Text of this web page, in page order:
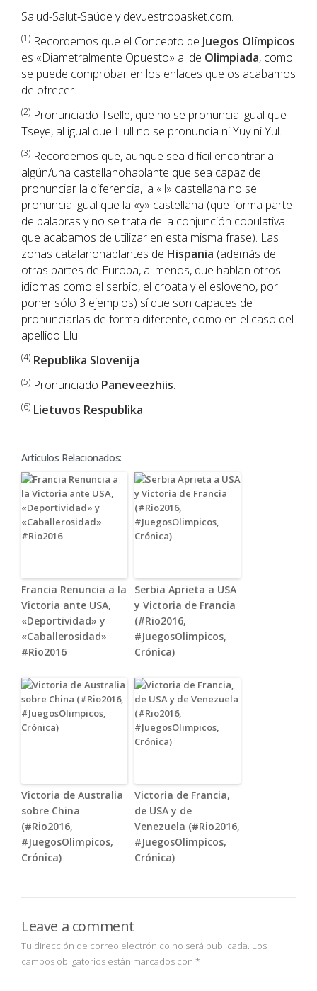
Salud-Salut-Saúde y devuestrobasket.com.
(1) Recordemos que el Concepto de Juegos Olímpicos
es «Diametralmente Opuesto» al de Olimpiada, como
se puede comprobar en los enlaces que os acabamos
de ofrecer.
(2) Pronunciado Tselle, que no se pronuncia igual que
Tseye, al igual que Llull no se pronuncia ni Yuy ni Yul.
(3) Recordemos que, aunque sea difícil encontrar a
algún/una castellanohablante que sea capaz de
pronunciar la diferencia, la «ll» castellana no se
pronuncia igual que la «y» castellana (que forma parte
de palabras y no se trata de la conjunción copulativa
que acabamos de utilizar en esta misma frase). Las
zonas catalanohablantes de Hispania (además de
otras partes de Europa, al menos, que hablan otros
idiomas como el serbio, el croata y el esloveno, por
poner sólo 3 ejemplos) sí que son capaces de
pronunciarlas de forma diferente, como en el caso del
apellido Llull.
(4) Republika Slovenija
(5) Pronunciado Paneveezhiis.
(6) Lietuvos Respublika
Artículos Relacionados:
Francia Renuncia a la
Victoria ante USA,
«Deportividad» y
«Caballerosidad»
#Rio2016
Serbia Aprieta a USA
y Victoria de Francia
(#Rio2016,
#JuegosOlimpicos,
Crónica)
Victoria de Australia
sobre China
(#Rio2016,
#JuegosOlimpicos,
Crónica)
Victoria de Francia,
de USA y de
Venezuela (#Rio2016,
#JuegosOlimpicos,
Crónica)
Leave a comment
Tu dirección de correo electrónico no será publicada. Los
campos obligatorios están marcados con *